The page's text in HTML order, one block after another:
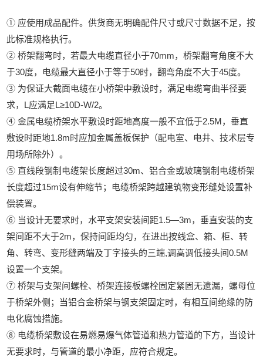
① 应使用成品配件。供货商无明确配件尺寸或尺寸数据不足，按
此标准规格执行。
② 桥架翻弯时，若最大电缆直径小于70mm，桥架翻弯角度不大
于30度，电缆最大直径小于等于50时，翻弯角度不大于45度。
③ 为保证大截面电缆在小桥架中敷设时，满足电缆弯曲半径要
求，L应满足L≥10D-W/2。
④ 金属电缆桥架水平敷设时距地高度一般不宜低于2.5M，垂直
敷设时距地1.8m时应加金属盖板保护（配电室、电井、技术层专
用场所除外）。
⑤ 直线段钢制电缆架长度超过30m、铝合金或玻璃钢制电缆桥架
长度超过15m设有伸缩节；电缆桥架跨越建筑物变形缝处设置补
偿装置。
⑥ 当设计无要求时，水平支架安装间距1.5—3m，垂直安装的支
架间距不大于2m，保持间距均匀，在进出按线盒、箱、柜、转
角、转弯、变形缝两端及丁字接头的三端,调高调低接头间0.5M
设置一个支架。
⑦ 桥架与支架间螺栓、桥架连接板螺栓固定紧固无遗漏，螺母位
于桥架外侧；当铝合金桥架与钢支架固定时，有相互间绝缘的防
电化腐蚀措施。
⑧ 电缆桥架敷设在易燃易爆气体管道和热力管道的下方，当设计
无要求时，与管道的最小净距，应符合规定。